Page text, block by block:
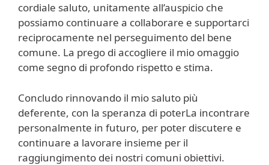
cordiale saluto, unitamente all’auspicio che
possiamo continuare a collaborare e supportarci
reciprocamente nel perseguimento del bene
comune. La prego di accogliere il mio omaggio
come segno di profondo rispetto e stima.
Concludo rinnovando il mio saluto più
deferente, con la speranza di poterLa incontrare
personalmente in futuro, per poter discutere e
continuare a lavorare insieme per il
raggiungimento dei nostri comuni obiettivi.